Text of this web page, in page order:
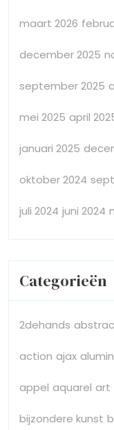
maart 2026
december 2025
september 2025
mei 2025 april
januari 2025
oktober 2024
juli 2024 juni 2024
Categorieën
2dehands
action ajax
appel aquarel art
bijzondere kunst